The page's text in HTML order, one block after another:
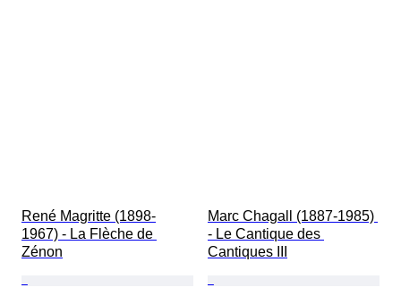
René Magritte (1898-
1967) - La Flèche de
Zénon
Marc Chagall (1887-1985)
- Le Cantique des
Cantiques III